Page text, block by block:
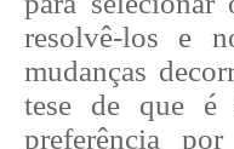
resolvê-los e
mudanças
tese de que é
preferência